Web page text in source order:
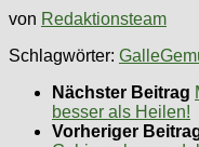
von Redaktionsteam
Schlagwörter: Galle
Nächster Beitrag
besser als Heilen!
Vorheriger